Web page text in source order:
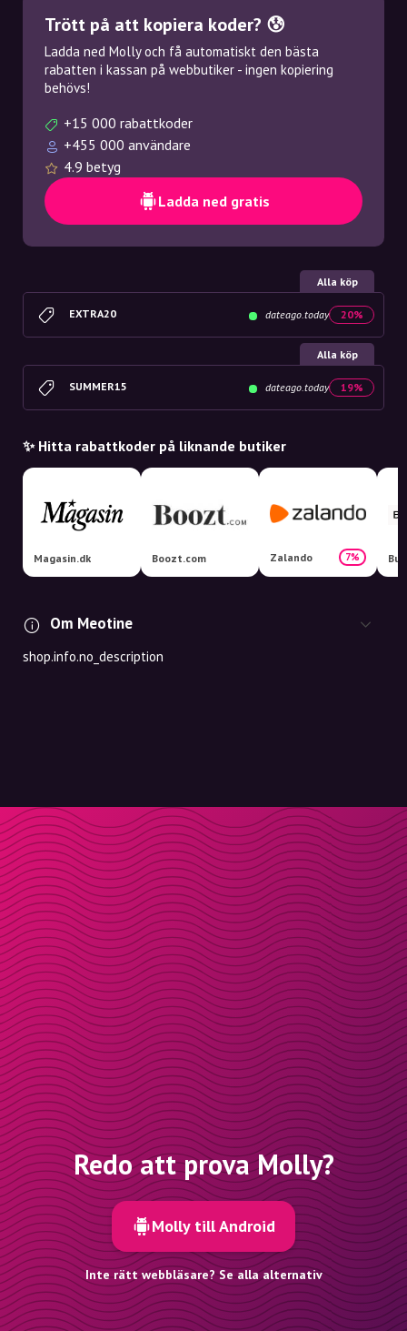
Trött på att kopiera koder? 😰
Ladda ned Molly och få automatiskt den bästa
rabatten i kassan på webbutiker - ingen kopiering
behövs!
+15 000 rabattkoder
+455 000 användare
4.9 betyg
Ladda ned gratis
Alla köp
EXTRA20 dateago.today 20%
Alla köp
SUMMER15 dateago.today 19%
✨ Hitta rabattkoder på liknande butiker
Magasin.dk Boozt.com Zalando 7%
Om Meotine
shop.info.no_description
Redo att prova Molly?
Molly till Android
Inte rätt webbläsare? Se alla alternativ